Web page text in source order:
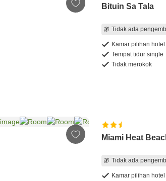
Bituin Sa Tala
Tidak ada
Kamar pilihan hotel
Tempat tidur single
Tidak merokok
Miami Heat
Tidak ada
Kamar pilihan hotel